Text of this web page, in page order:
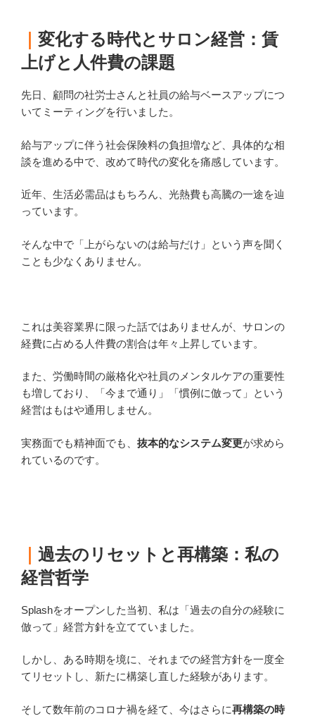
変化する時代とサロン経営：賃
上げと人件費の課題
先日、顧問の社労士さんと社員の給与ベースアップにつ
いてミーティングを行いました。
給与アップに伴う社会保険料の負担増など、具体的な相
談を進める中で、改めて時代の変化を痛感しています。
近年、生活必需品はもちろん、光熱費も高騰の一途を辿
っています。
そんな中で「上がらないのは給与だけ」という声を聞く
ことも少なくありません。
これは美容業界に限った話ではありませんが、サロンの
経費に占める人件費の割合は年々上昇しています。
また、労働時間の厳格化や社員のメンタルケアの重要性
も増しており、「今まで通り」「慣例に倣って」という
経営はもはや通用しません。
実務面でも精神面でも、 抜本的なシステム変更が求めら
れているのです。
過去のリセットと再構築：私の
経営哲学
Splashをオープンした当初、私は「過去の自分の経験に
倣って」経営方針を立てていました。
しかし、ある時期を境に、それまでの経営方針を一度全
てリセットし、新たに構築し直した経験があります。
そして数年前のコロナ禍を経て、今はさらに再構築の時